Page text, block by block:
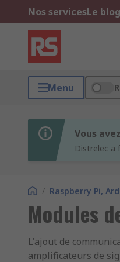
Nos servicesLe
Menu
Vous
Distrelec a
/ Raspberry Pi,
Modules
L'ajout de
amplificateurs de